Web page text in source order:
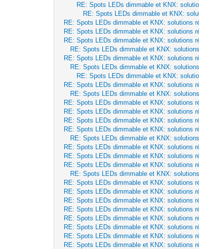
RE: Spots LEDs dimmable et KNX:
RE: Spots LEDs dimmable et KNX:
RE: Spots LEDs dimmable et KNX: solutions
RE: Spots LEDs dimmable et KNX: solutions
RE: Spots LEDs dimmable et KNX: solutions
RE: Spots LEDs dimmable et KNX:
RE: Spots LEDs dimmable et KNX: solutions
RE: Spots LEDs dimmable et KNX:
RE: Spots LEDs dimmable et KNX:
RE: Spots LEDs dimmable et KNX: solutions
RE: Spots LEDs dimmable et KNX:
RE: Spots LEDs dimmable et KNX: solutions
RE: Spots LEDs dimmable et KNX: solutions
RE: Spots LEDs dimmable et KNX: solutions
RE: Spots LEDs dimmable et KNX: solutions
RE: Spots LEDs dimmable et KNX:
RE: Spots LEDs dimmable et KNX: solutions
RE: Spots LEDs dimmable et KNX: solutions
RE: Spots LEDs dimmable et KNX: solutions
RE: Spots LEDs dimmable et KNX:
RE: Spots LEDs dimmable et KNX: solutions
RE: Spots LEDs dimmable et KNX: solutions
RE: Spots LEDs dimmable et KNX: solutions
RE: Spots LEDs dimmable et KNX: solutions
RE: Spots LEDs dimmable et KNX: solutions
RE: Spots LEDs dimmable et KNX: solutions
RE: Spots LEDs dimmable et KNX: solutions
RE: Spots LEDs dimmable et KNX: solutions